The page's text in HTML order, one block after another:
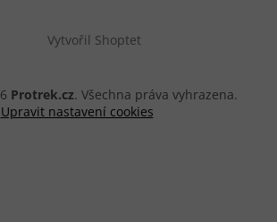
Vytvořil Shoptet
Protrek.cz. Všechna práva vyhrazena.
Upravit nastavení cookies